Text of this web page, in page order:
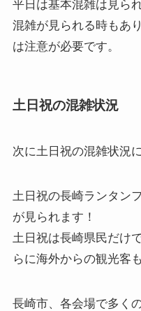
平日は基本混雑は見ら
混雑が見られる時もあ
は注意が必要です。
土日祝の混雑状況
次に土日祝の混雑状況
土日祝の長崎ランタン
が見られます！
土日祝は長崎県民だけ
らに海外からの観光客
長崎市、各会場で多く